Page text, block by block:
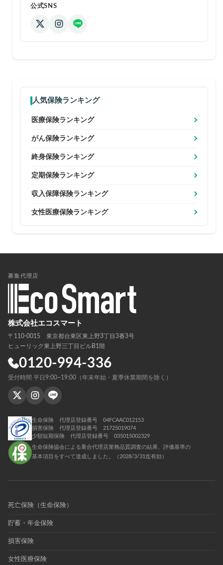
公式SNS
人気保険ランキング
医療保険ランキング
がん保険ランキング
終身保険ランキング
定期保険ランキング
収入保障保険ランキング
女性医療保険ランキング
募集代理店
株式会社エコスマート
〒110-0015 東京都台東区東上野3丁目3番3号
ヒューリック東上野三丁目ビルB1階
0120-994-336
受付時間 平日9:00~19:00（年末年始・夏季休業期間を除く）
生命保険 代理店登録番号 04FCAAC012153
損害保険 代理店登録番号 21725019074
少額短期保険 代理店登録番号 035015002329
生命保険協会による乗合代理店業務品質調査の結果、評価基準の
基本項目をすべて達成しました。（2028/3/31迄有効）
死亡保険（生命保険）
貯蓄・年金保険
損害保険
女性医療保険